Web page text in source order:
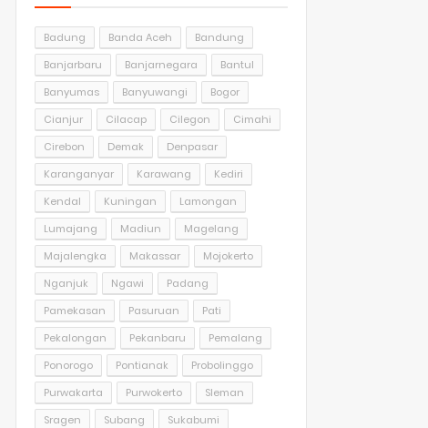
Badung Banda Aceh
Bandung
Banjarbaru
Banjarnegara
Bantul
Banyumas
Banyuwangi
Bogor
Cianjur
Cilacap Cilegon
Cimahi
Cirebon
Demak
Denpasar
Karanganyar
Karawang
Kediri
Kendal
Kuningan
Lamongan
Lumajang
Madiun
Magelang
Majalengka
Makassar
Mojokerto
Nganjuk
Ngawi
Padang
Pamekasan
Pasuruan
Pati
Pekalongan
Pekanbaru
Pemalang
Ponorogo
Pontianak
Probolinggo
Purwakarta
Purwokerto
Sleman
Sragen
Subang
Sukabumi